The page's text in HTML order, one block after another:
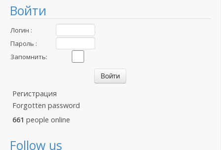
Войти
Логин :
Пароль :
Запомнить:
Регистрация
Forgotten password
661 people online
Follow us